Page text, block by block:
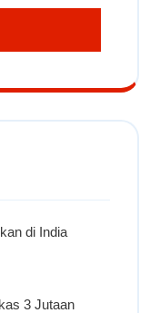
di India
3 Jutaan